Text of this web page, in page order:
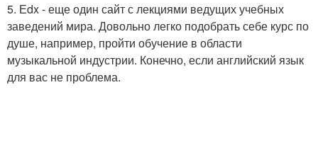
5. Еdx - еще один сайт с лекциями ведущих учебных
заведений мира. Довольно легко подобрать себе курс по
душе, например, пройти обучение в области
музыкальной индустрии. Конечно, если английский язык
для вас не проблема.